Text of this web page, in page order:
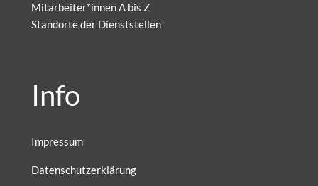
Mitarbeiter*innen A bis Z
Standorte der Dienststellen
Info
Impressum
Datenschutzerklärung